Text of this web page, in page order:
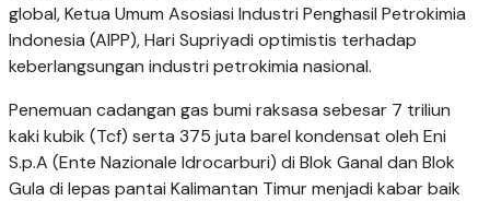
global, Ketua Umum Asosiasi Industri Penghasil Petrokimia
Indonesia (AIPP), Hari Supriyadi optimistis terhadap
keberlangsungan industri petrokimia nasional.
Penemuan cadangan gas bumi raksasa sebesar 7 triliun
kaki kubik (Tcf) serta 375 juta barel kondensat oleh Eni
S.p.A (Ente Nazionale Idrocarburi) di Blok Ganal dan Blok
Gula di lepas pantai Kalimantan Timur menjadi kabar baik